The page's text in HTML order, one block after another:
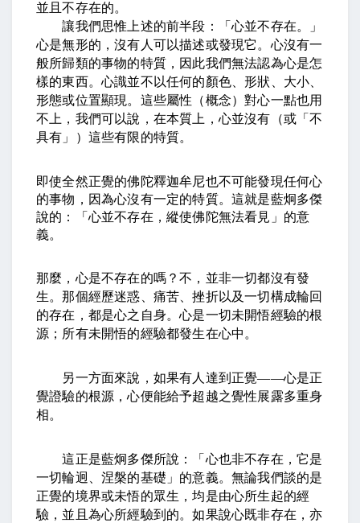
並且不存在的。
讓我們思惟上述的前半段：「心並不存在。」
心是無形的，沒有人可以描述或發現它。心沒有一
般所歸類的事物的特質，因此我們無法認為心是怎
樣的東西。心識並不以任何的顏色、形狀、大小、
形態或位置顯現。這些屬性（概念）對心一點也用
不上，我們可以說，在本質上，心並沒有（或「不
具有」）這些有限的特質。
即使全然正覺的佛陀釋迦牟尼也不可能發現任何心
的事物，因為心沒有一定的特質。這就是藍炯多傑
說的：「心並不存在，縱使佛陀無法看見」的意
義。
那麼，心是不存在的嗎？不，並非一切都沒有發
生。那個經歷迷惑、痛苦、挫折以及一切構成輪回
的存在，都是心之自身。心是一切未開悟經驗的根
源；所有未開悟的經驗都發生在心中。
另一方面來說，如果有人達到正覺——心是正
覺證驗的根源，心便能給予超越之覺性展露多重身
相。
這正是藍炯多傑所說：「心也非不存在，它是
一切輪迥、涅槃的基礎」的意義。無論我們談的是
正覺的境界或未悟的眾生，均是由心所生起的經
驗，並且為心所經驗到的。如果說心既非存在，亦